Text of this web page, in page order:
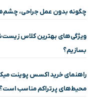
چگونه بدون عمل جراحی،
ویژگی‌های بهترین کلاس
بسازیم؟
راهنمای خرید اکسس پوینت
محیط‌های پرتراکم مناسب است؟ Cat4 vs Cat6 vs Cat12